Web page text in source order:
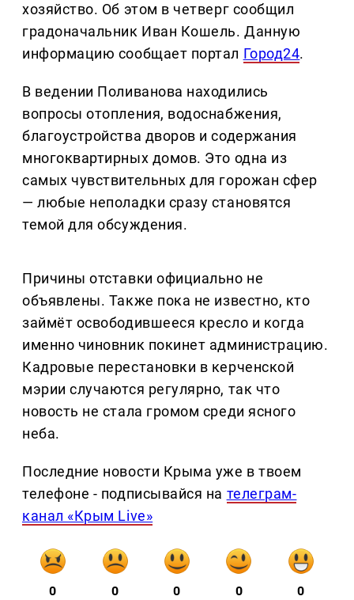
хозяйство. Об этом в четверг сообщил
градоначальник Иван Кошель. Данную
информацию сообщает портал Город24.
В ведении Поливанова находились
вопросы отопления, водоснабжения,
благоустройства дворов и содержания
многоквартирных домов. Это одна из
самых чувствительных для горожан сфер
— любые неполадки сразу становятся
темой для обсуждения.
Причины отставки официально не
объявлены. Также пока не известно, кто
займёт освободившееся кресло и когда
именно чиновник покинет администрацию.
Кадровые перестановки в керченской
мэрии случаются регулярно, так что
новость не стала громом среди ясного
неба.
Последние новости Крыма уже в твоем
телефоне - подписывайся на телеграм-
канал «Крым Live»
0 0 0 0 0